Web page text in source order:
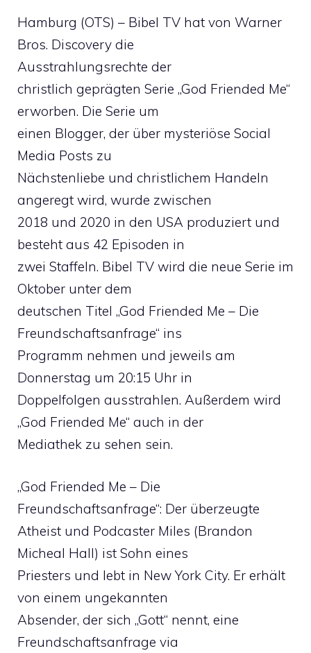
Hamburg (OTS) – Bibel TV hat von Warner
Bros. Discovery die
Ausstrahlungsrechte der
christlich geprägten Serie „God Friended Me“
erworben. Die Serie um
einen Blogger, der über mysteriöse Social
Media Posts zu
Nächstenliebe und christlichem Handeln
angeregt wird, wurde zwischen
2018 und 2020 in den USA produziert und
besteht aus 42 Episoden in
zwei Staffeln. Bibel TV wird die neue Serie im
Oktober unter dem
deutschen Titel „God Friended Me – Die
Freundschaftsanfrage“ ins
Programm nehmen und jeweils am
Donnerstag um 20:15 Uhr in
Doppelfolgen ausstrahlen. Außerdem wird
„God Friended Me“ auch in der
Mediathek zu sehen sein.
„God Friended Me – Die
Freundschaftsanfrage“: Der überzeugte
Atheist und Podcaster Miles (Brandon
Micheal Hall) ist Sohn eines
Priesters und lebt in New York City. Er erhält
von einem ungekannten
Absender, der sich „Gott“ nennt, eine
Freundschaftsanfrage via